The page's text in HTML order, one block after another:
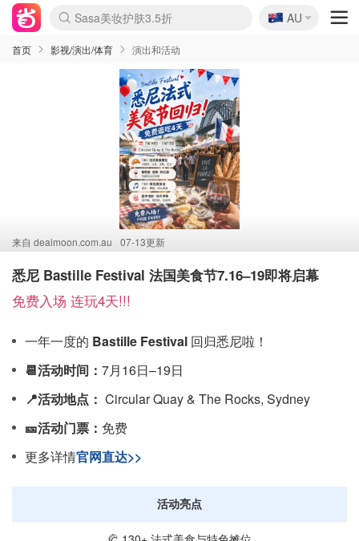
lululemon折扣上新
Sasa美妆护肤3.5折
SSENSE年中3折
FreshBeauty好价汇总
Cettire降价+叠9折
WWS Coles超市实拍
viagogo二手票捡漏
Myer超级周末1折
The Outnet奢牌1折起
David Jones 3折起
Flannels大牌1折
Perfumes Club护肤1折
AMIRO返校季6.2折
Amazon折扣汇总
eToro入金$200送$50
Amazon数码好物
ICONIC本周7.5折
ThedoubleF高奢地板价
Moose Knuckles 6折
丝芙兰5折起
EUFY官网3.7折起
Selenichast首饰2折
Trip机票酒店促销
YSL送5件彩妆礼
Amazon家居好物
Amazon美妆护肤
雅漾大喷$8
过敏原检测盒$33
伊索独家赠50ml沐浴露
科颜氏清仓3折
SEALIFE海洋馆门票6折
丝塔芙大白罐$16
订阅Newsletter送香薰
Cult Beauty 6.8折
Harrods圣诞日历2.3折
LN-CC奢牌私促3折
d'Alba空姐喷雾$16
EVE LOM套装逆天2折
Bernardelli独家4折
Adore Beauty 6折起
CT圣诞日历
Mytheresa奢品2.7折
Luxury Escapes 9折
Currentbody美容仪9折
MOON Garden Live
Roborock扫地机3.7折
Tingo Life水杯$24
Valentino官网5折
CR洗发护发6.3折
修丽可套装7.4折
Myer彩妆2件7折
GANNI官网4.5折
Stylevana韩妆4折
Tessabit高奢8.5折
OGX洗护4折
Amazon阿德莱德次日达
卡诗8.5折+赠礼
Philips Hue灯具8折
🇦🇺
AU
首页 影视/演出/体育 演出和活动
来自 dealmoon.com.au 07-13更新
悉尼 Bastille Festival 法国美食节7.16–19即将启幕
免费入场 连玩4天!!!
一年一度的 Bastille Festival 回归悉尼啦！
📆活动时间： 7月16日–19日
📍活动地点： Circular Quay & The Rocks, Sydney
🎫活动门票： 免费
更多详情官网直达>>
活动亮点